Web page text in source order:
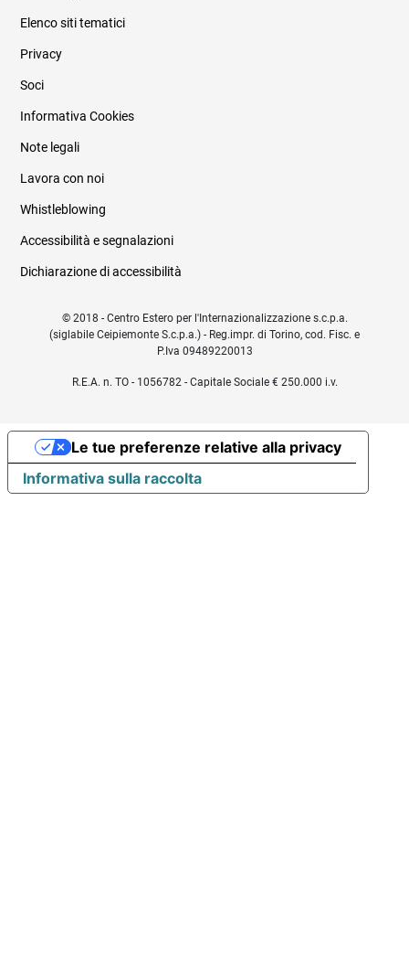
Elenco siti tematici
Privacy
Soci
Informativa Cookies
Note legali
Lavora con noi
Whistleblowing
Accessibilità e segnalazioni
Dichiarazione di accessibilità
© 2018 - Centro Estero per l'Internazionalizzazione s.c.p.a.
(siglabile Ceipiemonte S.c.p.a.) - Reg.impr. di Torino, cod. Fisc. e
P.Iva 09489220013
R.E.A. n. TO - 1056782 - Capitale Sociale € 250.000 i.v.
Informativa sulla raccolta
Le tue preferenze relative alla privacy